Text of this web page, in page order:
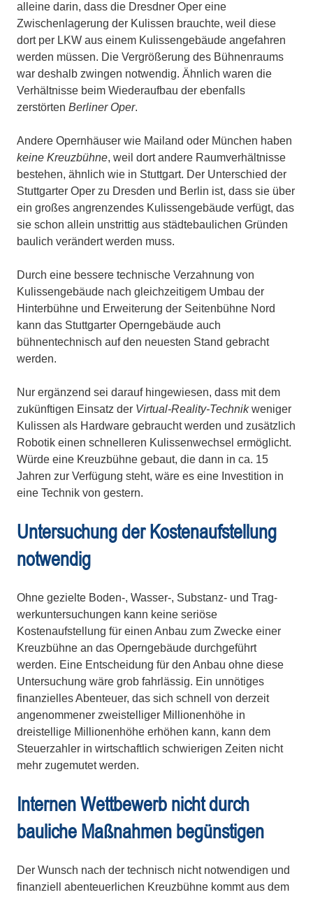
alleine darin, dass die Dresdner Oper eine
Zwischenlagerung der Kulissen brauchte, weil diese
dort per LKW aus einem Kulissengebäude angefahren
werden müs­sen. Die Vergrößerung des Bühnenraums
war deshalb zwingen not­wen­dig. Ähnlich waren die
Verhältnisse beim Wiederaufbau der eben­falls
zerstörten Berliner Oper.
Andere Opernhäuser wie Mailand oder München haben
keine Kreuzbühne, weil dort andere Raumverhältnisse
bestehen, ähnlich wie in Stuttgart. Der Unterschied der
Stuttgarter Oper zu Dresden und Berlin ist, dass sie über
ein großes angrenzendes Ku­lis­sengebäude verfügt, das
sie schon allein unstrittig aus städte­bau­li­chen Gründen
baulich verändert werden muss.
Durch eine bessere technische Verzahnung von
Kulissengebäude nach gleichzeitigem Umbau der
Hinterbühne und Erweiterung der Seitenbühne Nord
kann das Stuttgarter Operngebäude auch
bühnentechnisch auf den neuesten Stand gebracht
werden.
Nur ergänzend sei darauf hingewiesen, dass mit dem
zukünftigen Einsatz der Virtual-Reality-Technikweniger
Kulis­sen als Hardware gebraucht werden und zusätzlich
Robotik einen schnel­leren Kulissenwechsel ermöglicht.
Würde eine Kreuzbühne ge­baut, die dann in ca. 15
Jahren zur Verfügung steht, wäre es eine Inves­ti­tion in
eine Technik von gestern.
Untersuchung der Kostenaufstellung
notwendig
Ohne gezielte Boden-, Wasser-, Substanz- und Trag­
werk­un­ter­su­chun­gen kann keine seriöse
Kostenaufstellung für einen Anbau zum Zwecke einer
Kreuzbühne an das Operngebäude durchgeführt
werden. Eine Ent­scheidung für den Anbau ohne diese
Untersuchung wäre grob fahr­läs­sig. Ein unnötiges
finanzielles Abenteuer, das sich schnell von derzeit
angenommener zweistelliger Millionenhöhe in
dreistellige Millionenhöhe erhöhen kann, kann dem
Steuerzahler in wirtschaftlich schwierigen Zei­ten nicht
mehr zugemutet werden.
Internen Wettbewerb nicht durch
bauliche Maßnahmen begünstigen
Der Wunsch nach der technisch nicht notwendigen und
finanziell aben­teu­erlichen Kreuzbühne kommt aus dem